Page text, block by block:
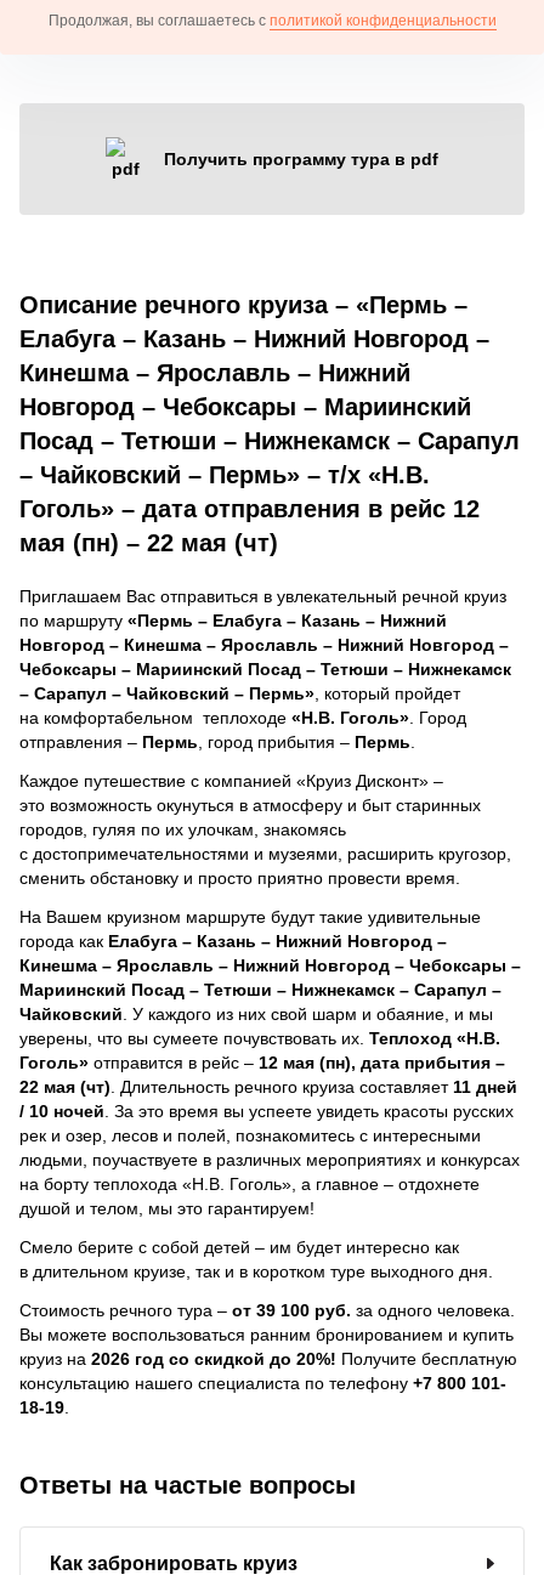
Продолжая, вы соглашаетесь с политикой конфиденциальности
Получить программу тура в pdf
Описание речного круиза – «Пермь –
Елабуга – Казань – Нижний Новгород –
Кинешма – Ярославль – Нижний
Новгород – Чебоксары – Мариинский
Посад – Тетюши – Нижнекамск – Сарапул
– Чайковский – Пермь» – т/х «Н.В.
Гоголь» – дата отправления в рейс 12
мая (пн) – 22 мая (чт)
Приглашаем Вас отправиться в увлекательный речной круиз
по маршруту «Пермь – Елабуга – Казань – Нижний
Новгород – Кинешма – Ярославль – Нижний Новгород –
Чебоксары – Мариинский Посад – Тетюши – Нижнекамск
– Сарапул – Чайковский – Пермь» , который пройдет
на комфортабельном теплоходе «Н.В. Гоголь» . Город
отправления – Пермь , город прибытия – Пермь
Каждое путешествие с компанией «Круиз Дисконт» –
это возможность окунуться в атмосферу и быт старинных
городов, гуляя по их улочкам, знакомясь
с достопримечательностями и музеями, расширить кругозор,
сменить обстановку и просто приятно провести время.
На Вашем круизном маршруте будут такие удивительные
города как Елабуга – Казань – Нижний Новгород –
Кинешма – Ярославль – Нижний Новгород – Чебоксары –
Мариинский Посад – Тетюши – Нижнекамск – Сарапул –
Чайковский . У каждого из них свой шарм и обаяние, и мы
уверены, что вы сумеете почувствовать их. Теплоход «Н.В.
Гоголь» отправится в рейс – 12 мая (пн), дата прибытия –
22 мая (чт) . Длительность речного круиза составляет 11 дней
/ 10 ночей За это время вы успеете увидеть красоты русских
рек и озер, лесов и полей, познакомитесь с интересными
людьми, поучаствуете в различных мероприятиях и конкурсах
на борту теплохода «Н.В. Гоголь», а главное – отдохнете
душой и телом, мы это гарантируем!
Смело берите с собой детей – им будет интересно как
в длительном круизе, так и в коротком туре выходного дня.
Стоимость речного тура – от 39 100 руб. за одного человека.
Вы можете воспользоваться ранним бронированием и купить
круиз на 2026 год со скидкой до 20%! Получите бесплатную
консультацию нашего специалиста по телефону +7 800 101-
18-19
Ответы на частые вопросы
Как забронировать круиз